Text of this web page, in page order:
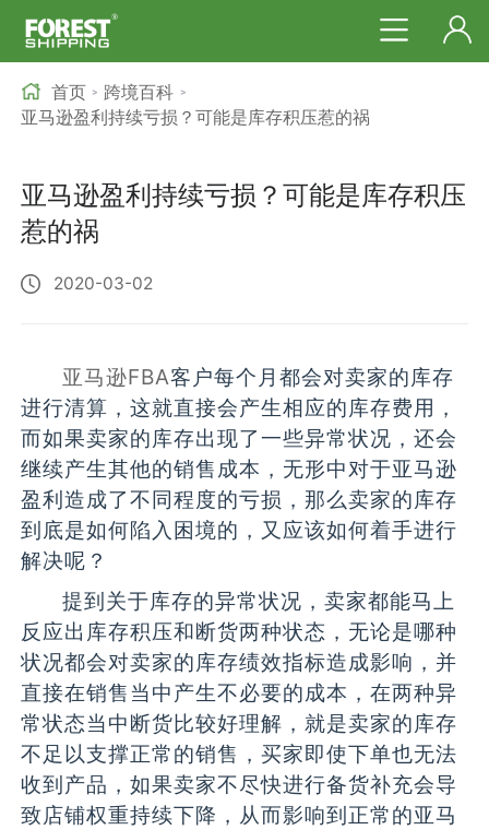
首页 > 跨境百科 >
亚马逊盈利持续亏损？可能是库存积压惹的祸
亚马逊盈利持续亏损？可能是库存积压
惹的祸
2020-03-02
亚马逊FBA客户每个月都会对卖家的库存
进行清算，这就直接会产生相应的库存费用，
而如果卖家的库存出现了一些异常状况，还会
继续产生其他的销售成本，无形中对于亚马逊
盈利造成了不同程度的亏损，那么卖家的库存
到底是如何陷入困境的，又应该如何着手进行
解决呢？
提到关于库存的异常状况，卖家都能马上
反应出库存积压和断货两种状态，无论是哪种
状况都会对卖家的库存绩效指标造成影响，并
直接在销售当中产生不必要的成本，在两种异
常状态当中断货比较好理解，就是卖家的库存
不足以支撑正常的销售，买家即使下单也无法
收到产品，如果卖家不尽快进行备货补充会导
致店铺权重持续下降，从而影响到正常的亚马